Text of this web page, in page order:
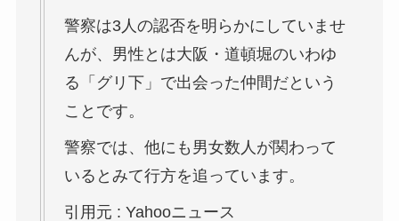
警察は3人の認否を明らかにしていませ
んが、男性とは大阪・道頓堀のいわゆ
る「グリ下」で出会った仲間だという
ことです。
警察では、他にも男女数人が関わって
いるとみて行方を追っています。
引用元 : Yahooニュース